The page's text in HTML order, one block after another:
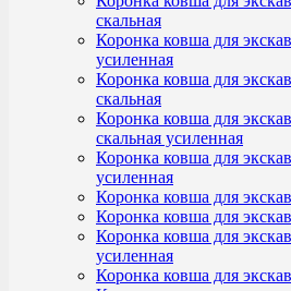
скальная
Коронка ковша для
усиленная
Коронка ковша для
скальная
Коронка ковша для
скальная усиленная
Коронка ковша для
усиленная
Коронка ковша для
Коронка ковша для
Коронка ковша для
усиленная
Коронка ковша для